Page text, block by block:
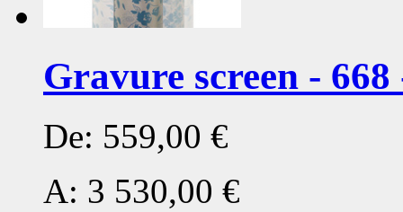
Gravure screen - 668
De: 559,00 €
A: 3 530,00 €